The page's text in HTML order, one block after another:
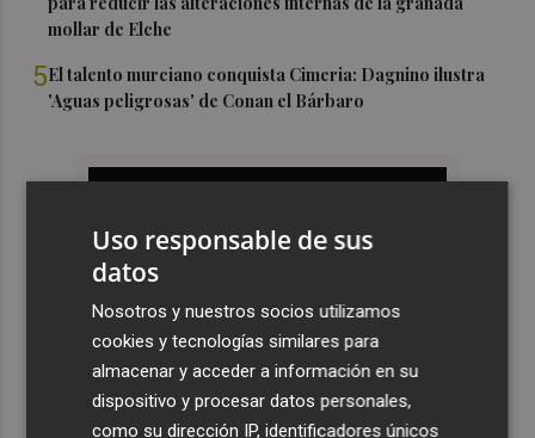
mollar de Elche
5El talento murciano conquista Cimeria: Dagnino ilustra
'Aguas peligrosas' de Conan el Bárbaro
Uso responsable de sus
datos
Nosotros y nuestros socios utilizamos
cookies y tecnologías similares para
almacenar y acceder a información en su
dispositivo y procesar datos personales,
como su dirección IP, identificadores únicos